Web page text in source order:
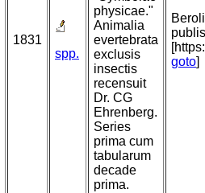
1831
spp.
physicae."
Animalia
evertebrata
exclusis
insectis
recensuit
Dr. CG
Ehrenberg.
Series
prima cum
tabularum
decade
prima.
goto]